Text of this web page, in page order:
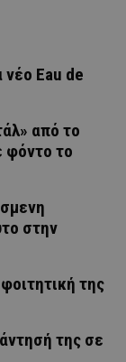
Eau de
από το
φόντο το
στην
της
της σε